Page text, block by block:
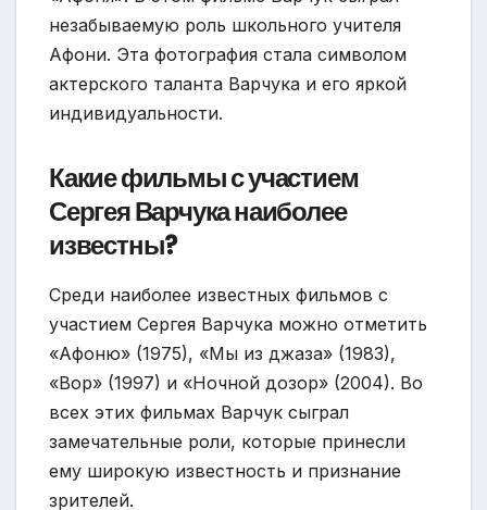
незабываемую роль школьного учителя
Афони. Эта фотография стала символом
актерского таланта Варчука и его яркой
индивидуальности.
Какие фильмы с участием
Сергея Варчука наиболее
известны?
Среди наиболее известных фильмов с
участием Сергея Варчука можно отметить
«Афоню» (1975), «Мы из джаза» (1983),
«Вор» (1997) и «Ночной дозор» (2004). Во
всех этих фильмах Варчук сыграл
замечательные роли, которые принесли
ему широкую известность и признание
зрителей.